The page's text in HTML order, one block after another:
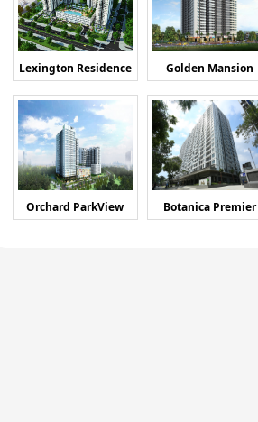
Lexington Residence Golden Mansion
Orchard ParkView Botanica Premier